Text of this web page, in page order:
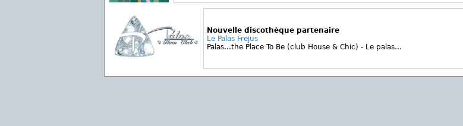
Nouvelle discothèque partenaire
Le Palas Frejus
Palas...the Place To Be (club House & Chic) - Le palas...